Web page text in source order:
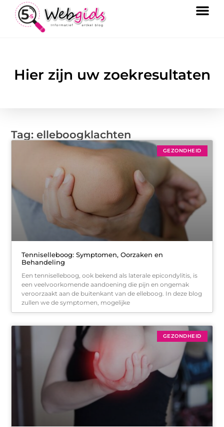
Hier zijn uw zoekresultaten
Tag: elleboogklachten
GEZONDHEID
Tenniselleboog: Symptomen, Oorzaken en
Behandeling
Een tenniselleboog, ook bekend als laterale epicondylitis, is
een veelvoorkomende aandoening die pijn en ongemak
veroorzaakt aan de buitenkant van de elleboog. In deze blog
zullen we de symptomen, mogelijke
GEZONDHEID